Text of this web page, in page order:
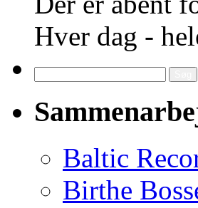
Hver dag -
efter:
Baltic
Birthe